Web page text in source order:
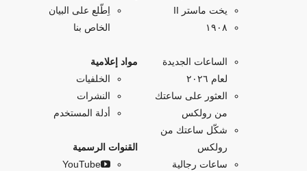
يخت ماستر II
۱۹۰۸
الساعات الجديدة
لعام ٢٠٢٦
العثور على ساعتك
من رولكس
شكّل ساعتك من
رولكس
ساعات رجالية
اِطّلع على البيان
الخاص بنا
مواد إعلامية
الخلفيات
النشرات
أدلة المستخدم
القنوات الرسمية
YouTube